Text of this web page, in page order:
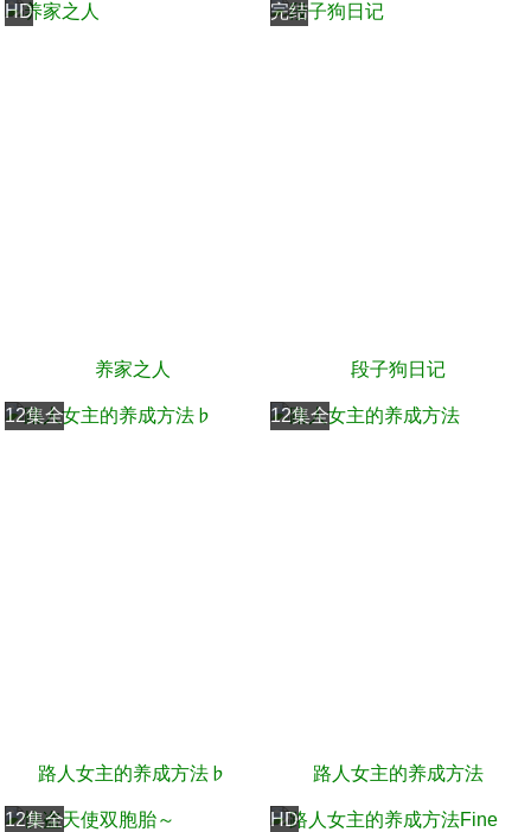
HD
养家之人
完结
段子狗日记
12集全
路人女主的养成方法♭
12集全
路人女主的养成方法
12集全 HD